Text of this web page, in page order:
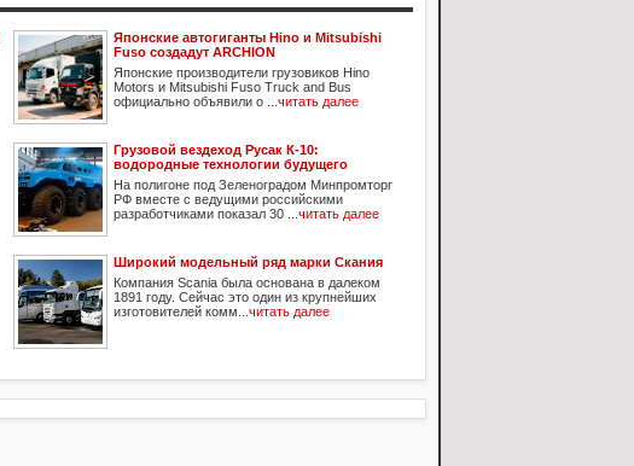
Японские автогиганты Hino и Mitsubishi
Fuso создадут ARCHION
Японские производители грузовиков Hino
Motors и Mitsubishi Fuso Truck and Bus
официально объявили о ... читать далее
Грузовой вездеход Русак К-10:
водородные технологии будущего
На полигоне под Зеленоградом Минпромторг
РФ вместе с ведущими российскими
разработчиками показал 30 ... читать далее
Широкий модельный ряд марки Скания
Компания Scania была основана в далеком
1891 году. Сейчас это один из крупнейших
изготовителей комм... читать далее